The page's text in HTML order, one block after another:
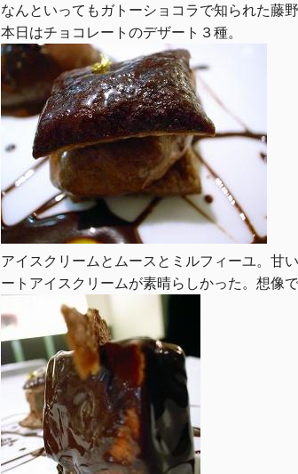
なんといってもガトーショコラで知られた藤
本日はチョコレートのデザート３種。
アイスクリームとムースとミルフィーユ。甘
ートアイスクリームが素晴らしかった。想像